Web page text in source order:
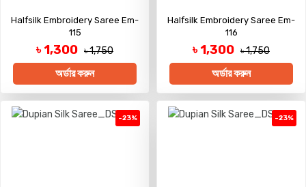
Halfsilk Embroidery Saree Em-
115
৳ 1,300 ৳ 1,750
অর্ডার করুন
Halfsilk Embroidery Saree Em-
116
৳ 1,300 ৳ 1,750
অর্ডার করুন
-23% -23%